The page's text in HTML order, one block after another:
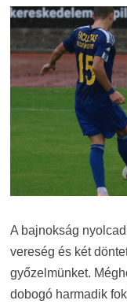
A bajnokság
vereség és két
győzelmünket.
dobogó harmadik